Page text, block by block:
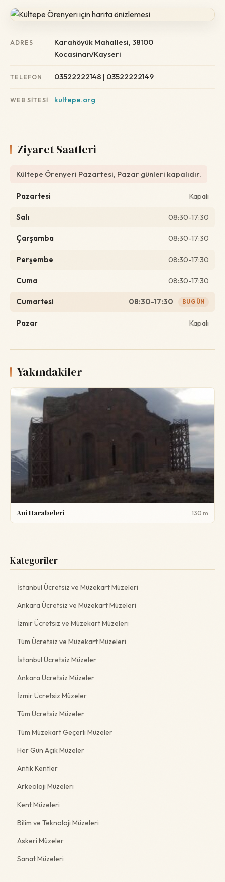
ADRES
Karahöyük Mahallesi, 38100
Kocasinan/Kayseri
TELEFON 03522222148 | 03522222149
WEB SITESI kultepe.org
Ziyaret Saatleri
Kültepe Örenyeri Pazartesi, Pazar günleri kapalıdır.
Pazartesi Kapalı
Salı 08:30-17:30
Çarşamba 08:30-17:30
Perşembe 08:30-17:30
Cuma 08:30-17:30
Cumartesi 08:30-17:30 BUGÜN
Pazar Kapalı
Yakındakiler
Ani Harabeleri 130 m
Kategoriler
İstanbul Ücretsiz ve Müzekart Müzeleri
Ankara Ücretsiz ve Müzekart Müzeleri
İzmir Ücretsiz ve Müzekart Müzeleri
Tüm Ücretsiz ve Müzekart Müzeleri
İstanbul Ücretsiz Müzeler
Ankara Ücretsiz Müzeler
İzmir Ücretsiz Müzeler
Tüm Ücretsiz Müzeler
Tüm Müzekart Geçerli Müzeler
Her Gün Açık Müzeler
Antik Kentler
Arkeoloji Müzeleri
Kent Müzeleri
Bilim ve Teknoloji Müzeleri
Askeri Müzeler
Sanat Müzeleri